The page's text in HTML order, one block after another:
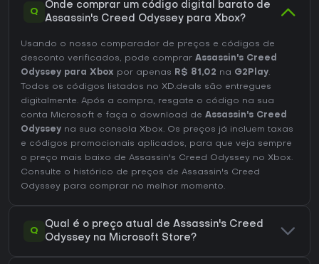
Q
Onde comprar um código digital barato de
Assassin's Creed Odyssey para Xbox?
Usando o nosso comparador de preços e códigos de
desconto verificados, pode comprar Assassin's Creed
Odyssey para Xbox por apenas R$ 81,02 na G2Play.
Todos os códigos listados no XD.deals são entregues
digitalmente. Após a compra, resgate o código na sua
conta Microsoft e faça o download de Assassin's Creed
Odyssey na sua consola Xbox. Os preços já incluem taxas
e códigos promocionais aplicados, para que veja sempre
o preço mais baixo de Assassin's Creed Odyssey no Xbox.
Consulte o histórico de preços de Assassin's Creed
Odyssey para comprar no melhor momento.
Q
Qual é o preço atual de Assassin's Creed
Odyssey na Microsoft Store?